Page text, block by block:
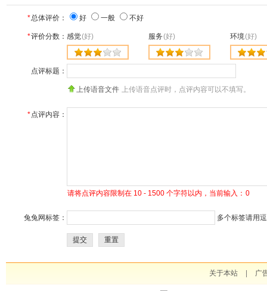
*总体评价： 好 一般 不好
*评价分数： 感觉(好) 服务(好) 环境(好)
点评标题：
上传语音文件 上传语音点评时，点评内容可以不填写。
*点评内容：
请将点评内容限制在 10 - 1500 个字符以内，当前输入： 0
兔兔网标签： 多个标签请用
提交 重置
关于本站 广